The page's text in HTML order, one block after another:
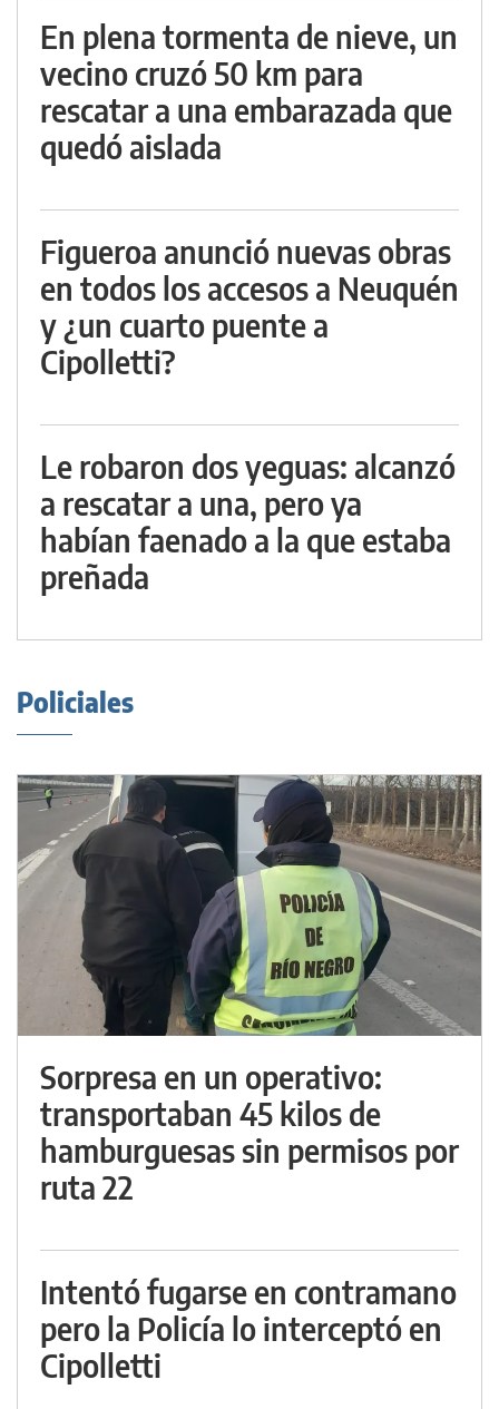
En plena tormenta de nieve, un
vecino cruzó 50 km para
rescatar a una embarazada que
quedó aislada
Figueroa anunció nuevas obras
en todos los accesos a Neuquén
y ¿un cuarto puente a
Cipolletti?
Le robaron dos yeguas: alcanzó
a rescatar a una, pero ya
habían faenado a la que estaba
preñada
Policiales
Sorpresa en un operativo:
transportaban 45 kilos de
hamburguesas sin permisos por
ruta 22
Intentó fugarse en contramano
pero la Policía lo interceptó en
Cipolletti